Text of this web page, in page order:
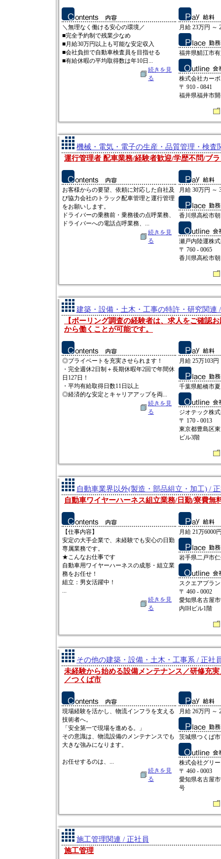
＼無理なく働ける安心の環境／
■完全予約制で残業少なめ
■月給30万円以上も可能な安定収入
■会社負担で自動車検査員を目指せる
■有給休暇の平均取得数は年10日...
続きを見
る
月給 23万円 ～
福井県鯖江市
株式会社カーボ
〒 910 - 0841
福井県福井市
機械・電気・電子の生産・品質管理・検査
運行管理者 配車業務/経験者歓迎/学歴不問/ブ
お客様からの要望、依頼に対応した自社及
び協力会社のトラック配車管理と運行管理
をお願いします。
ドライバーの乗務前・乗務後の点呼業務、
ドライバーへの電話点呼業務、...
続きを見
る
月給 30万円 ～
香川県高松市
瀬戸内陸運株
〒 760 - 0065
香川県高松市
建築・設備・土木・工事の特許・研究関連
【ボーリング調査の経験者は、求人をご確認
から働くことが可能です。
◎プライベートを充実させられます！
・完全週休2日制＋長期休暇年2回で年間休
日127日！
・平均有給取得日数11日以上
◎経済的な安定とキャリアアップを両...
続きを見
る
月給 25万103
千葉県船橋市
ジオテック株
〒 170 - 0013
東京都豊島区
ビル3階
自動車業界以外(製造・部品組立・加工) /
自動車ワイヤーハーネス組立業務/日勤/寮費
【仕事内容】
安定の大手企業で、未経験でも安心の日勤
専属業務です。
★こんなお仕事です
自動車用ワイヤーハーネスの成形・組立業
務をお任せ！
組立：男女活躍中！
...
続きを見
る
月給 21万6000
岩手県二戸市
スクエアプラ
〒 460 - 0002
愛知県名古屋
内IHビル1階
その他の建築・設備・土木・工事系 / 正社
未経験から始める設備メンテナンス／研修充
／つくば市
現場経験を活かし、物流インフラを支える
技術者へ。
「安全第一で現場を進める。」
その意識は、物流設備のメンテナンスでも
大きな強みになります。
お任せするのは、...
続きを見
る
月給 26万円 ～
茨城県つくば
株式会社グリ
〒 460 - 0003
愛知県名古屋
号
施工管理関連 / 正社員
施工管理